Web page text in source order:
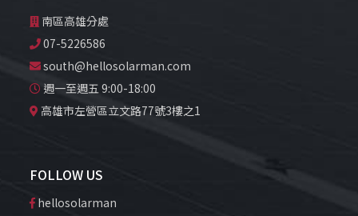
南區高雄分處
07-5226586
south@hellosolarman.com
週一至週五 9:00-18:00
高雄市左營區立文路77號3樓之1
FOLLOW US
hellosolarman